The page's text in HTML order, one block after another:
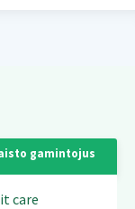
gamintojus
care